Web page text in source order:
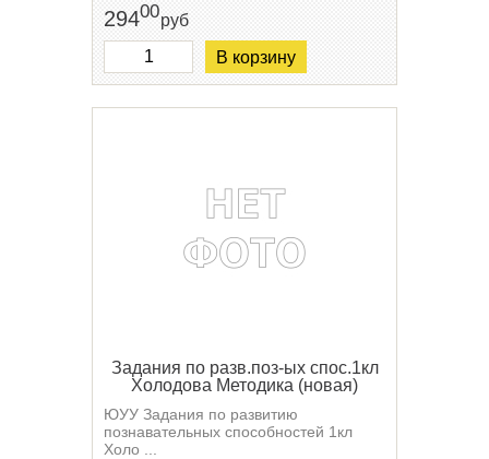
29400руб
В корзину
Задания по разв.поз-ых спос.1кл
Холодова Методика (новая)
ЮУУ Задания по развитию
познавательных способностей 1кл
Холо ...